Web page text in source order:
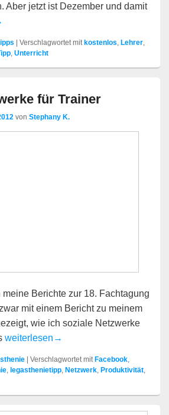
Aber jetzt ist Dezember und damit
Selbstausdrucken
| Verschlagwortet mit kostenlos Lehrer
Unterricht
für Trainer
von Stephany K.
Berichte zur 18. Fachtagung
mit einem Bericht zu meinem
wie ich soziale Netzwerke
Soziale Netzwerke für Trainer
weiterlesen →
Verschlagwortet mit Facebook,
, legasthenietipp, Netzwerk, Produktivität,